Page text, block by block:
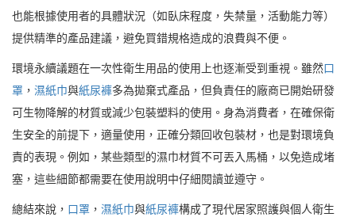
也能根據使用者的具體狀況（如臥床程度，失禁量，活動能力等）
提供精準的產品建議，避免買錯規格造成的浪費與不便。
環境永續議題在一次性衛生用品的使用上也逐漸受到重視。雖然口
罩 ， 濕紙巾與紙尿褲多為拋棄式產品，但負責任的廠商已開始研發
可生物降解的材質或減少包裝塑料的使用。身為消費者，在確保衛
生安全的前提下，適量使用，正確分類回收包裝材，也是對環境負
責的表現。例如，某些類型的濕巾材質不可丟入馬桶，以免造成堵
塞，這些細節都需要在使用說明中仔細閱讀並遵守。
總結來說， 口罩 ， 濕紙巾與紙尿褲構成了現代居家照護與個人衛生